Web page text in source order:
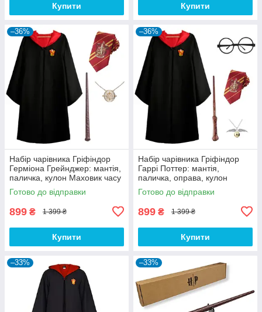
Купити Купити
–36%
Набір чарівника Гріфіндор
Герміона Грейнджер: мантія,
паличка, кулон Маховик часу
і краватка
Готово до відправки
899 ₴ 1 399 ₴
Купити
–36%
Набір чарівника Гріфіндор
Гаррі Поттер: мантія,
паличка, оправа, кулон
Золотий Снітч і краватка
Готово до відправки
899 ₴ 1 399 ₴
Купити
–33% –33%